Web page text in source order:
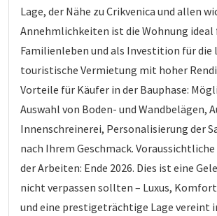
Lage, der Nähe zu Crikvenica und allen
Annehmlichkeiten ist die Wohnung ideal
Familienleben und als Investition für die
touristische Vermietung mit hoher
Vorteile für Käufer in der Bauphase:
Auswahl von Boden- und Wandbelägen,
Innenschreinerei, Personalisierung der
nach Ihrem Geschmack.
der Arbeiten: Ende 2026. Dies ist eine
nicht verpassen sollten – Luxus,
und eine prestigeträchtige Lage vereint